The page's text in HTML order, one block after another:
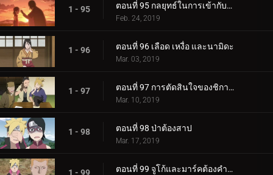
1 - 95 ตอนที่ 95 กลยุทธ์ในการเข้ากับลูกสาวของคุณ
Feb. 24, 2019
1 - 96 ตอนที่ 96 เลือด เหงื่อ และนามิดะ
Mar. 03, 2019
1 - 97 ตอนที่ 97 การตัดสินใจของชิกาได
Mar. 10, 2019
1 - 98 ตอนที่ 98 ป่าต้องสาป
Mar. 17, 2019
1 - 99 ตอนที่ 99 จูโก้และมาร์คต้องคำสาป